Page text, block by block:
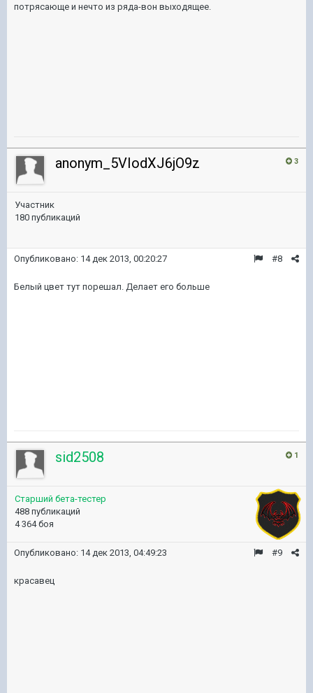
потрясающе и нечто из ряда-вон выходящее.
3
anonym_5VIodXJ6jO9z
Участник
180 публикаций
#8
Опубликовано: 14 дек 2013, 00:20:27
Белый цвет тут порешал. Делает его больше
1
sid2508
Старший бета-тестер
488 публикаций
4 364 боя
#9
Опубликовано: 14 дек 2013, 04:49:23
красавец